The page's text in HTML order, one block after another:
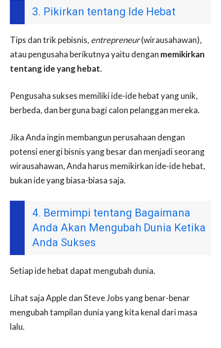
3. Pikirkan tentang Ide Hebat
Tips dan trik pebisnis, entrepreneur(wirausahawan),
atau pengusaha berikutnya yaitu dengan memikirkan
tentang ide yang hebat.
Pengusaha sukses memiliki ide-ide hebat yang unik,
berbeda, dan berguna bagi calon pelanggan mereka.
Jika Anda ingin membangun perusahaan dengan
potensi energi bisnis yang besar dan menjadi seorang
wirausahawan, Anda harus memikirkan ide-ide hebat,
bukan ide yang biasa-biasa saja.
4. Bermimpi tentang Bagaimana
Anda Akan Mengubah Dunia Ketika
Anda Sukses
Setiap ide hebat dapat mengubah dunia.
Lihat saja Apple dan Steve Jobs yang benar-benar
mengubah tampilan dunia yang kita kenal dari masa
lalu.